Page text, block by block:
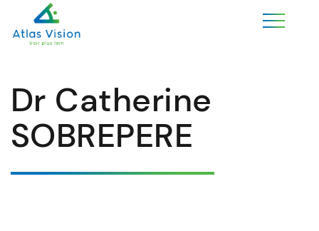
Dr Catherine
SOBREPERE